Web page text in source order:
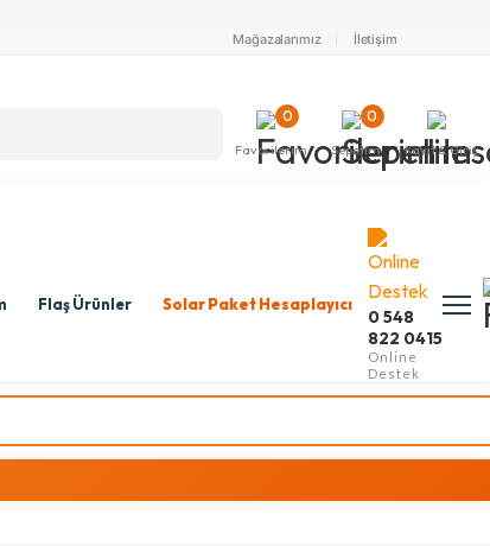
Mağazalarımız İletişim
0
Favorilerim
0
Sepetim Kayıt & Giriş
Flaş Ürünler Solar Paket Hesaplayıcı
0 548
822 0415
Online
Destek